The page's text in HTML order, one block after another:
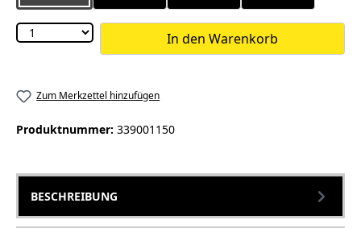
In den Warenkorb
Zum Merkzettel hinzufügen
Produktnummer: 339001150
BESCHREIBUNG